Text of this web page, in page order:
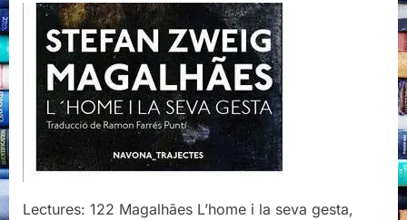
L’home
la
seva
gesta,
Stefan
Zweig
Lectures: 122 Magalhães L’home i la seva gesta,